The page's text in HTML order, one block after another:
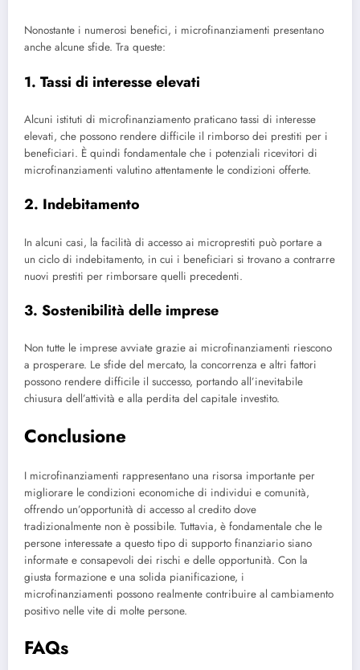
Nonostante i numerosi benefici, i microfinanziamenti presentano
anche alcune sfide. Tra queste:
1. Tassi di interesse elevati
Alcuni istituti di microfinanziamento praticano tassi di interesse
elevati, che possono rendere difficile il rimborso dei prestiti per i
beneficiari. È quindi fondamentale che i potenziali ricevitori di
microfinanziamenti valutino attentamente le condizioni offerte.
2. Indebitamento
In alcuni casi, la facilità di accesso ai microprestiti può portare a
un ciclo di indebitamento, in cui i beneficiari si trovano a contrarre
nuovi prestiti per rimborsare quelli precedenti.
3. Sostenibilità delle imprese
Non tutte le imprese avviate grazie ai microfinanziamenti riescono
a prosperare. Le sfide del mercato, la concorrenza e altri fattori
possono rendere difficile il successo, portando all’inevitabile
chiusura dell’attività e alla perdita del capitale investito.
Conclusione
I microfinanziamenti rappresentano una risorsa importante per
migliorare le condizioni economiche di individui e comunità,
offrendo un’opportunità di accesso al credito dove
tradizionalmente non è possibile. Tuttavia, è fondamentale che le
persone interessate a questo tipo di supporto finanziario siano
informate e consapevoli dei rischi e delle opportunità. Con la
giusta formazione e una solida pianificazione, i
microfinanziamenti possono realmente contribuire al cambiamento
positivo nelle vite di molte persone.
FAQs